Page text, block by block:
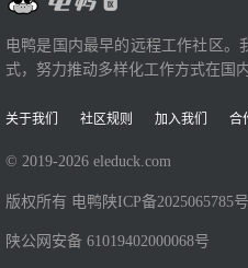
电鸭是国内最早的远程工作社区。
式，努力推动多样化工作方式在国
关于我们 社区规则 加入我们 合
© 2019-2026 eleduck.com
版权所有 电鸭 陕ICP备2025065785
陕公网安备 61019402000068号